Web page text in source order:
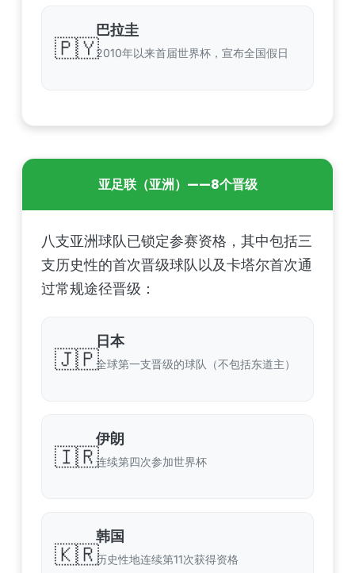
🇵🇾
巴拉圭
2010年以来首届世界杯，宣布全国假日
亚足联（亚洲）——8个晋级
八支亚洲球队已锁定参赛资格，其中包括三
支历史性的首次晋级球队以及卡塔尔首次通
过常规途径晋级：
🇯🇵
日本
全球第一支晋级的球队（不包括东道主）
🇮🇷
伊朗
连续第四次参加世界杯
🇰🇷
韩国
历史性地连续第11次获得资格